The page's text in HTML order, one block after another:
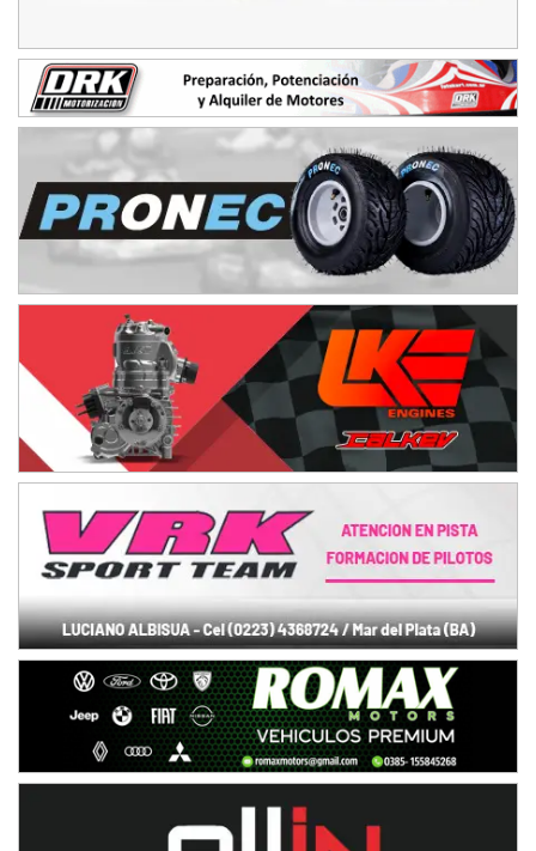
Avellaneda (Santa Fe)
SUR SANTAFESINO - F4
José Samuel Sánchez (Tierra)
Rufino (Santa Fe)
TUCUMANO - F5
Juan Navarro (Asfalto)
El Timbó (Tucumán)